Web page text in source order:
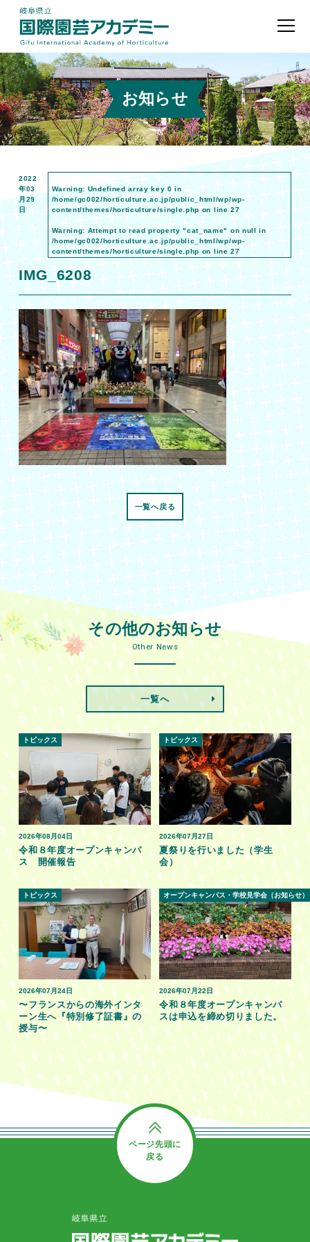
お知らせ
2022
年03
月29
日
Warning: Undefined array key 0 in
/home/gc002/horticulture.ac.jp/public_html/wp/wp-
content/themes/horticulture/single.php on line27
Warning: Attempt to read property "cat_name" on null in
/home/gc002/horticulture.ac.jp/public_html/wp/wp-
content/themes/horticulture/single.php on line27
IMG_6208
一覧へ戻る
その他のお知らせ
Other News
一覧へ
2026年08月04日
トピックス
令和８年度オープンキャンパ
ス 開催報告
2026年07月27日
トピックス
夏祭りを行いました（学生
会）
2026年07月24日
トピックス
〜フランスからの海外インタ
ーン生へ『特別修了証書』の
授与〜
2026年07月22日
オープンキャンパス・学校見学会（お知らせ）
令和８年度オープンキャンパ
スは申込を締め切りました。
ページ先頭に
戻る